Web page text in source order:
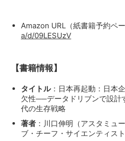
Amazon URL（紙書籍予約ペ
a/d/09LESUzV
【書籍情報】
タイトル：日本再起動：日本
欠性──データドリブンで設計
代の生存戦略
著者：川口伸明（アスタミュ
ブ・チーフ・サイエンティスト